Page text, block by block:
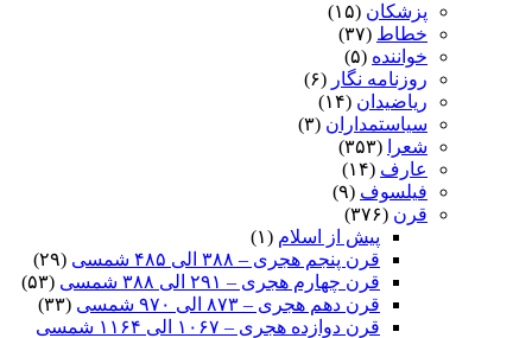
پزشکان (۱۵)
خطاط (۳۷)
خواننده (۵)
روزنامه نگار (۶)
ریاضیدان (۱۴)
سیاستمداران (۳)
شعرا
(۳۵۳)
عارف (۱۴)
فیلسوف (۹)
قرن (۳۷۶)
پیش از اسلام (۱)
قرن پنجم هجری – ۳۸۸ الی ۴۸۵ شمسی
(۲۹)
قرن چهارم هجری – ۲۹۱ الی ۳۸۸ شمسی
(۵۳)
قرن دهم هجری – ۸۷۳ الی ۹۷۰ شمسی
(۳۳)
قرن دوازده هجری – ۱۰۶۷ الی ۱۱۶۴ شمسی